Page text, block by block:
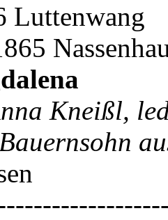
Luttenwang
Kneißl,